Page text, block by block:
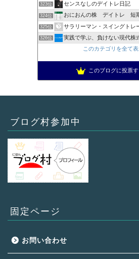
323位 センスなしのデイトレ日記
324位 おにおんの株 デイトレ 短
325位 サラリーマン・スイングト
326位
実践で学ぶ、負けない現代株式投資
このカテゴリを全て
このブログに投票す
ブログ村参加中
固定ページ
お問い合わせ